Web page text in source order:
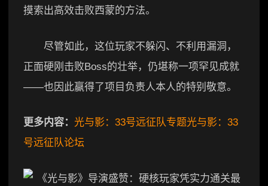
摸索出高效击败西蒙的方法。
尽管如此，这位玩家不躲闪、不利用漏洞，
正面硬刚击败Boss的壮举，仍堪称一项罕见成就
——也因此赢得了项目负责人本人的特别敬意。
更多内容： 光与影：33号远征队专题光与影：33
号远征队论坛